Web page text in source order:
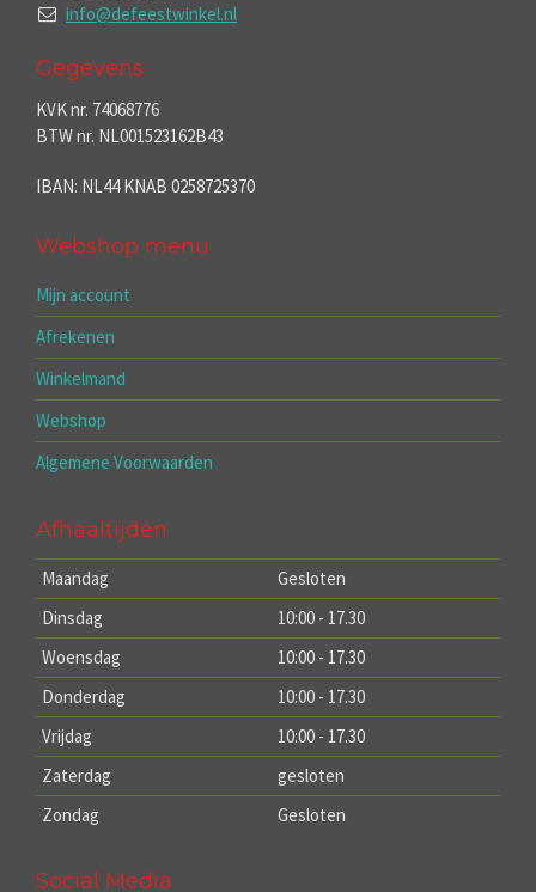
info@defeestwinkel.nl
Gegevens
KVK nr. 74068776
BTW nr. NL001523162B43
IBAN: NL44 KNAB 0258725370
Webshop menu
Mijn account
Afrekenen
Winkelmand
Webshop
Algemene Voorwaarden
Afhaaltijden
Maandag
Gesloten
Dinsdag
10:00 - 17.30
Woensdag
10:00 - 17.30
Donderdag
10:00 - 17.30
Vrijdag
10:00 - 17.30
Zaterdag
gesloten
Zondag
Gesloten
Social Media